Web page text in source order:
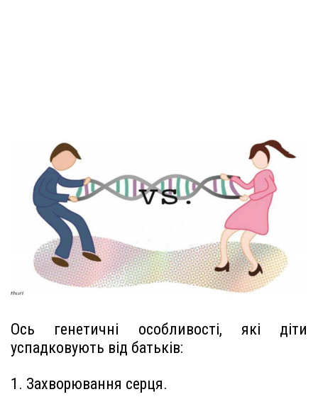
Ось генетичні особливості, які діти
успадковують від батьків:
1. Захворювання серця.